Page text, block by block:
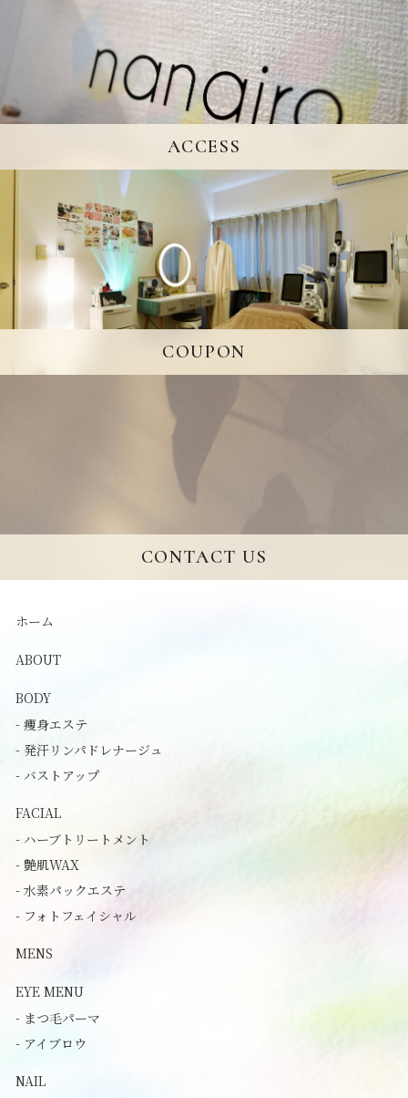
ACCESS
COUPON
CONTACT US
ホーム
ABOUT
BODY
- 痩身エステ
- 発汗リンパドレナージュ
- バストアップ
FACIAL
- ハーブトリートメント
- 艶肌WAX
- 水素パックエステ
- フォトフェイシャル
MENS
EYE MENU
- まつ毛パーマ
- アイブロウ
NAIL